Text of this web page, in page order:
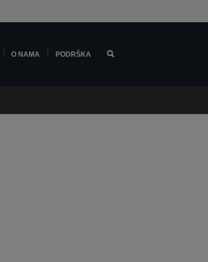
O NAMA PODRŠKA